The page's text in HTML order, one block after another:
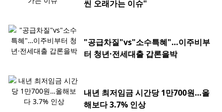
씬 오래가는 이슈"
"공급차질"vs"소수특혜"…이주비부
터 청년·전세대출 갑론을박
내년 최저임금 시간당 1만700원…올
해보다 3.7% 인상